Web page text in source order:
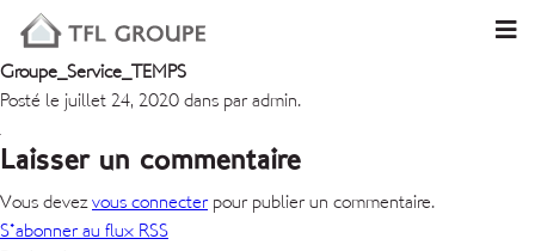
Groupe_Service_TEMPS
Posté le juillet 24, 2020 dans par admin.
Laisser un commentaire
Vous devez vous connecterpour publier un commentaire.
S'abonner au flux RSS